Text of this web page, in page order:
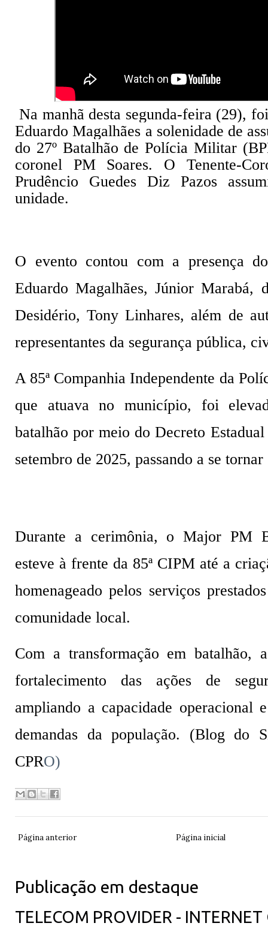
Na manhã desta segunda-feira (29),
Eduardo Magalhães a solenidade de
do 27º Batalhão de Polícia Militar
coronel PM Soares. O Tenente-
Prudêncio Guedes Diz Pazos
unidade.
O evento contou com a presença
Eduardo Magalhães, Júnior Marabá,
Desidério, Tony Linhares, além de
representantes da segurança pública,
A 85ª Companhia Independente da
que atuava no município, foi
batalhão por meio do Decreto
setembro de 2025, passando a se
Durante a cerimônia, o Major PM
esteve à frente da 85ª CIPM até a
homenageado pelos serviços
comunidade local.
Com a transformação em batalhão,
fortalecimento das ações de
ampliando a capacidade operacional
demandas da população. (Blog do
CPRO)
Página anterior Página inicial
Publicação em destaque
TELECOM PROVIDER -